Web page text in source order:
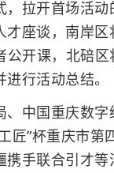
拉开首场活动
座谈，南岸区
公开课，北碚
行活动总结。
中国重庆数字
匠”杯重庆市第
携手联合引才